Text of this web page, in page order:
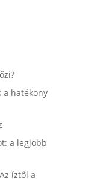
a hatékony
a legjobb
íztől a